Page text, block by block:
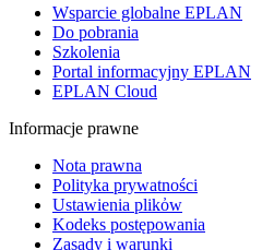
Wsparcie globalne EPLAN
Do pobrania
Szkolenia
Portal informacyjny EPLAN
EPLAN Cloud
Informacje prawne
Nota prawna
Polityka prywatności
Ustawienia plikὀw
Kodeks postępowania
Zasady i warunki